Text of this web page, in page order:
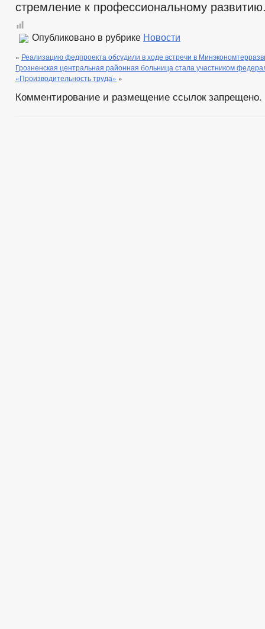
стремление к профессиональному
Опубликовано в рубрике Новости
« Реализацию федпроекта обсудили в ходе встречи в
Грозненская центральная районная больница стала участником
«Производительность труда» »
Комментирование и размещение ссылок запрещено.